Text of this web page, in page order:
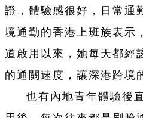
證，體驗感很好，日常通
境通勤的香港上班族表示
道啟用以來，她每天都經
的通關速度，讓深港跨境
也有內地青年體驗後